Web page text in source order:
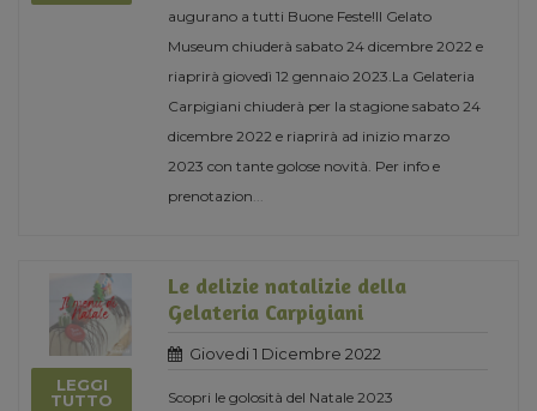
augurano a tutti Buone Feste!Il Gelato
Museum chiuderà sabato 24 dicembre 2022 e
riaprirà giovedì 12 gennaio 2023.La Gelateria
Carpigiani chiuderà per la stagione sabato 24
dicembre 2022 e riaprirà ad inizio marzo
2023 con tante golose novità. Per info e
prenotazion
LEGGI
TUTTO
Le delizie natalizie della
Gelateria Carpigiani
Giovedi 1 Dicembre 2022
Scopri le golosità del Natale 2023